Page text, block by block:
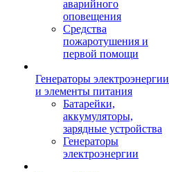
аварийного
оповещения
Средства
пожаротушения и
первой помощи
Генераторы электроэнергии
и элементы питания
Батарейки,
аккумуляторы,
зарядные устройства
Генераторы
электроэнергии